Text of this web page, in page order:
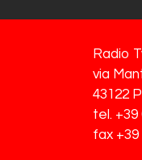
Radio
via
43122
tel. +39
fax +39